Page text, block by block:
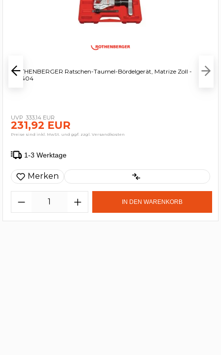
ROTHENBERGER Ratschen-Taumel-Bördelgerät, Matrize Zoll -
222404
333,14 EUR
231,92 EUR
Preise sind inkl. MwSt. und ggf. zzgl. Versandkosten
1-3 Werktage
Merken
IN DEN WARENKORB